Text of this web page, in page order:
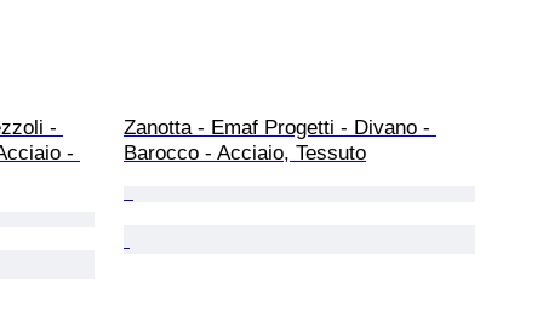
-
-
Zanotta - Emaf Progetti - Divano -
Barocco - Acciaio, Tessuto